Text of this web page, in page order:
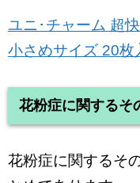
ユニ･チャーム 超
小さめサイズ 20枚
花粉症に関するそ
花粉症に関するそ